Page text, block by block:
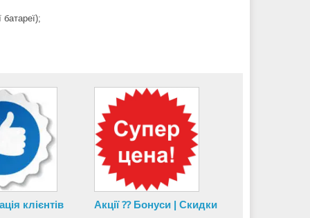
клієнтів Акції ⁇ Бонуси | Скидки